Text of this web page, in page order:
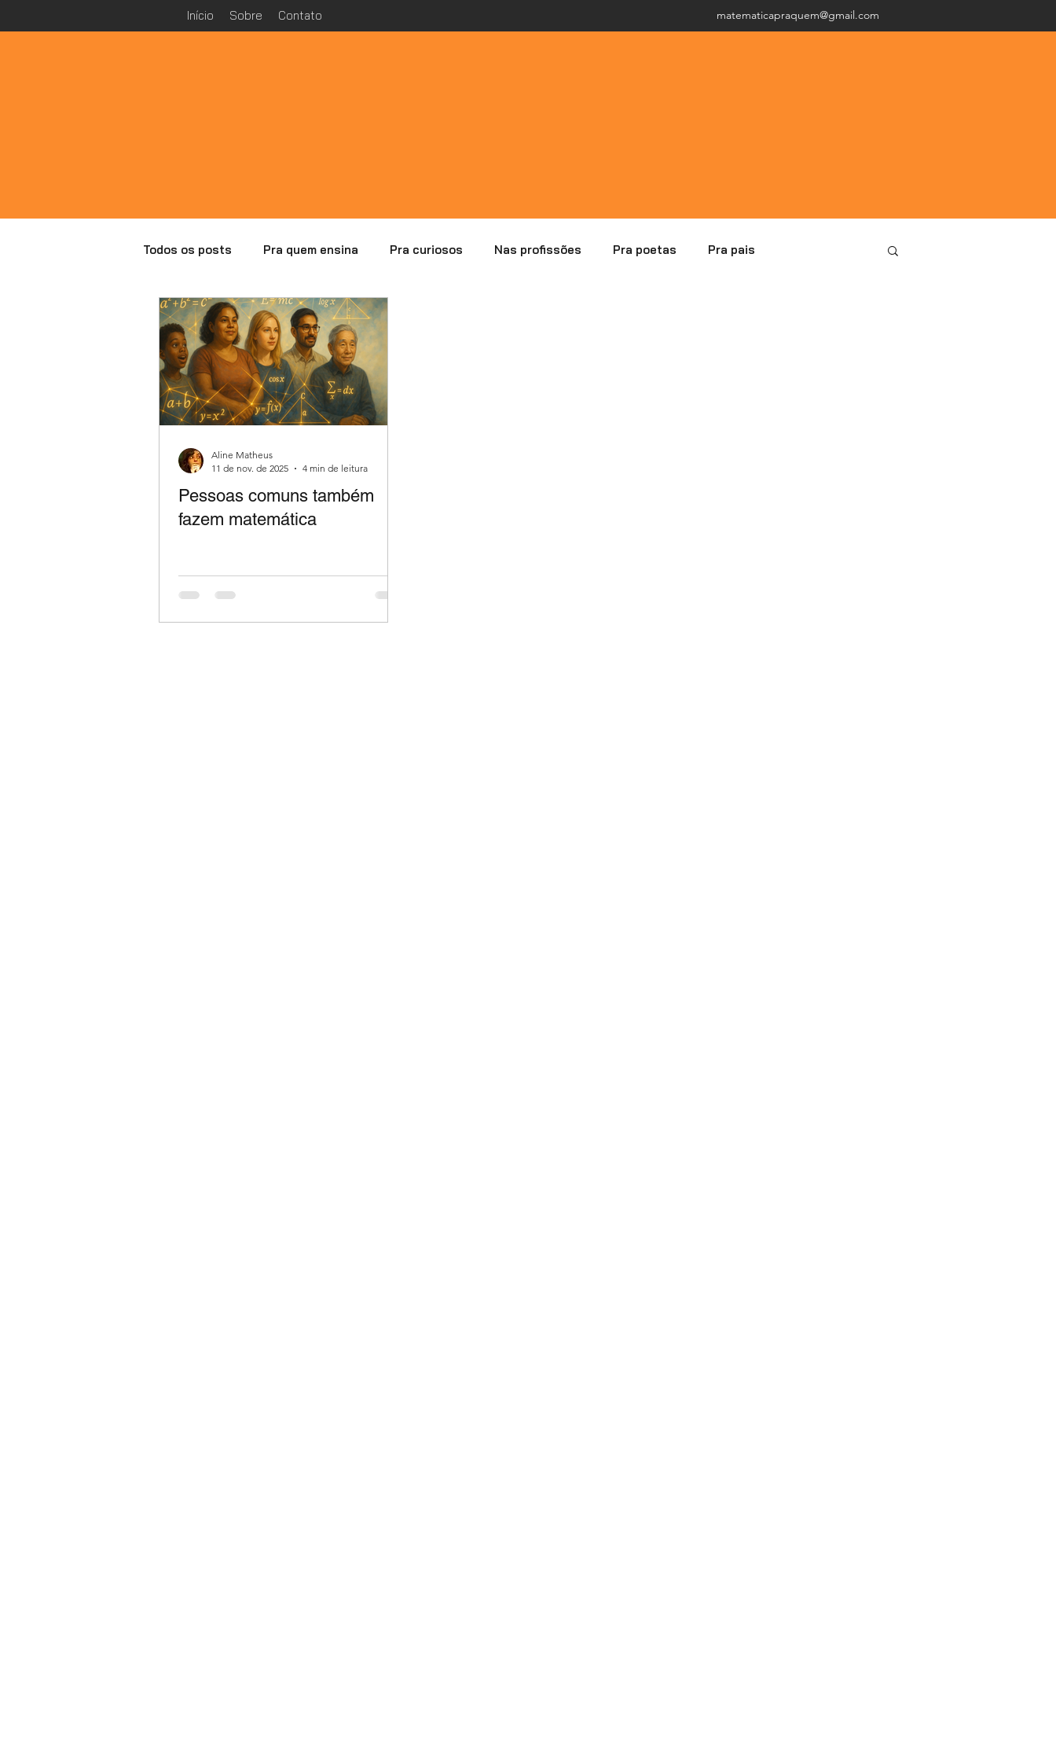
Início Sobre Contato matematicapraquem@gmail.com
Todos os posts Pra quem ensina Pra curiosos Nas profissões Pra poetas Pra pais
Especial Malba Tahan Analisando erros
Pessoas comuns também
fazem matemática
Aline Matheus
11 de nov. de 2025
4 min de leitura